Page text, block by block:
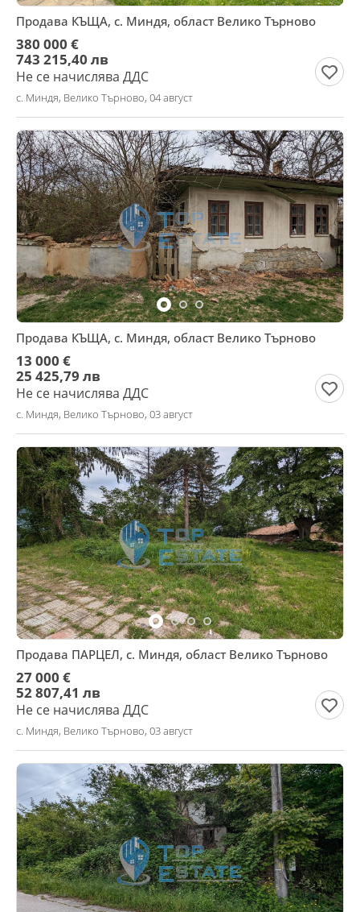
Продава КЪЩА, с. Миндя, област Велико Търново
380 000 €
743 215,40 лв
Не се начислява ДДС
с. Миндя, Велико Търново, 04 август
Продава КЪЩА, с. Миндя, област Велико Търново
13 000 €
25 425,79 лв
Не се начислява ДДС
с. Миндя, Велико Търново, 03 август
Продава ПАРЦЕЛ, с. Миндя, област Велико Търново
27 000 €
52 807,41 лв
Не се начислява ДДС
с. Миндя, Велико Търново, 03 август